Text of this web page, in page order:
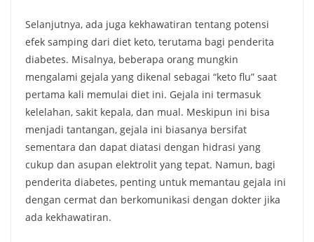
Selanjutnya, ada juga kekhawatiran tentang potensi
efek samping dari diet keto, terutama bagi penderita
diabetes. Misalnya, beberapa orang mungkin
mengalami gejala yang dikenal sebagai “keto flu” saat
pertama kali memulai diet ini. Gejala ini termasuk
kelelahan, sakit kepala, dan mual. Meskipun ini bisa
menjadi tantangan, gejala ini biasanya bersifat
sementara dan dapat diatasi dengan hidrasi yang
cukup dan asupan elektrolit yang tepat. Namun, bagi
penderita diabetes, penting untuk memantau gejala ini
dengan cermat dan berkomunikasi dengan dokter jika
ada kekhawatiran.